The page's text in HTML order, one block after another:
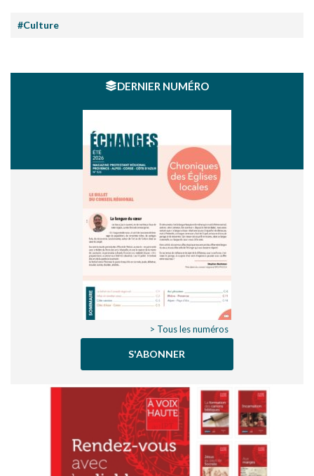
#Culture
DERNIER NUMÉRO
> Tous les numéros
S'ABONNER